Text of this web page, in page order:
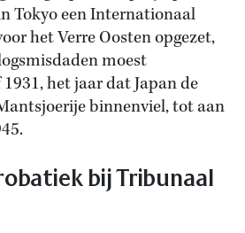
Tokyo een Internationaal
het Verre Oosten opgezet,
moest
het jaar dat Japan de
binnenviel, tot aan
bij Tribunaal